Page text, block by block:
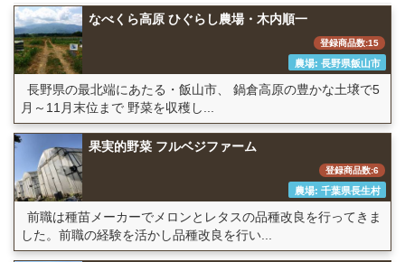
なべくら高原 ひぐらし農場・木内順一
登録商品数:15
農場: 長野県飯山市
長野県の最北端にあたる・飯山市、 鍋倉高原の豊かな土壌で5
月～11月末位まで 野菜を収穫し...
果実的野菜 フルベジファーム
登録商品数:6
農場: 千葉県長生村
前職は種苗メーカーでメロンとレタスの品種改良を行ってきま
した。前職の経験を活かし品種改良を行い...